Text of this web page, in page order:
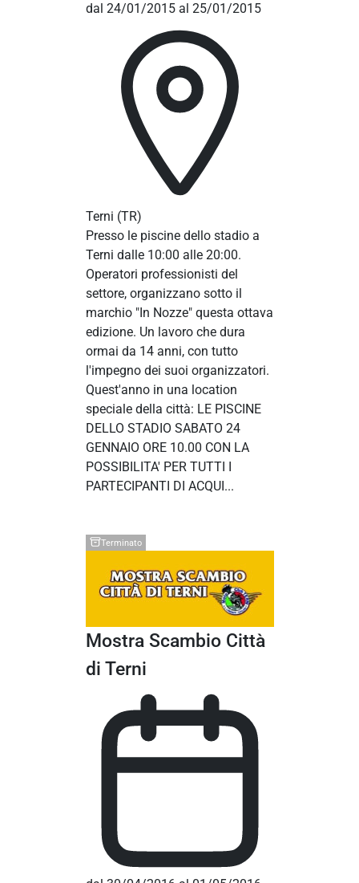
dal 24/01/2015 al 25/01/2015
Terni (TR)
Presso le piscine dello stadio a
Terni dalle 10:00 alle 20:00.
Operatori professionisti del
settore, organizzano sotto il
marchio "In Nozze" questa ottava
edizione. Un lavoro che dura
ormai da 14 anni, con tutto
l'impegno dei suoi organizzatori.
Quest'anno in una location
speciale della città: LE PISCINE
DELLO STADIO SABATO 24
GENNAIO ORE 10.00 CON LA
POSSIBILITA' PER TUTTI I
PARTECIPANTI DI ACQUI...
Terminato
Mostra Scambio Città
di Terni